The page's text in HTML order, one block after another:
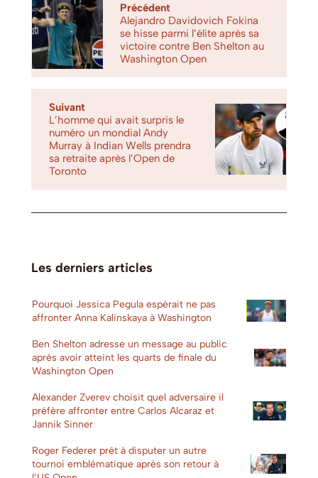
Précédent
Alejandro Davidovich Fokina
se hisse parmi l’élite après sa
victoire contre Ben Shelton au
Washington Open
Suivant
L’homme qui avait surpris le
numéro un mondial Andy
Murray à Indian Wells prendra
sa retraite après l’Open de
Toronto
Les derniers articles
Pourquoi Jessica Pegula espérait ne pas
affronter Anna Kalinskaya à Washington
Ben Shelton adresse un message au public
après avoir atteint les quarts de finale du
Washington Open
Alexander Zverev choisit quel adversaire il
préfère affronter entre Carlos Alcaraz et
Jannik Sinner
Roger Federer prêt à disputer un autre
tournoi emblématique après son retour à